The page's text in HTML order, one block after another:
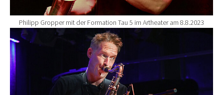
Philipp Gropper mit der Formation Tau 5 im Artheater am 8.8.2023
Show larger version for: